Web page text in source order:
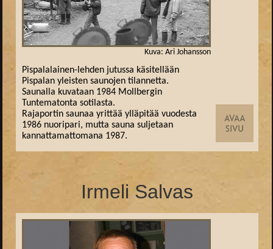
Kuva: Ari Johansson
Pispalalainen-lehden jutussa käsitellään
Pispalan yleisten saunojen tilannetta.
Saunalla kuvataan 1984 Mollbergin
Tuntematonta sotilasta.
Rajaportin saunaa yrittää ylläpitää vuodesta
1986 nuoripari, mutta sauna suljetaan
kannattamattomana 1987.
Irmeli Salvas